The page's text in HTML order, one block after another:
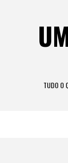
TUDO O